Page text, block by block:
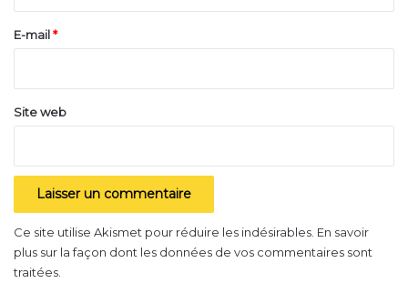
e
E-mail*
Site web
Ce site utilise Akismet pour réduire les indésirables. En savoir
plus sur la façon dont les données de vos commentaires sont
traitées